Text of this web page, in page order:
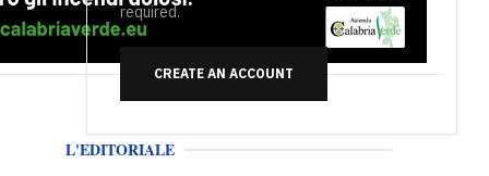
required.
CREATE AN ACCOUNT
L'EDITORIALE